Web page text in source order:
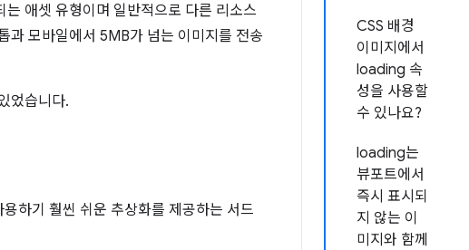
CSS 배경
이미지에서
loading 속
성을 사용할
수 있나요?
loading는
뷰포트에서
즉시 표시되
지 않는 이
미지와 함께
애셋 유형이며 일반적으로 다른 리소스
과 모바일에서 5MB가 넘는 이미지를 전송
었습니다.
하기 훨씬 쉬운 추상화를 제공하는 서드